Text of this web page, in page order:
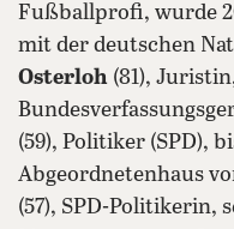
Fußballprofi, wurde
mit der deutschen
Osterloh (81),
(59), Politiker (SPD),
Abgeordnetenhaus
(57), SPD-Politikerin,